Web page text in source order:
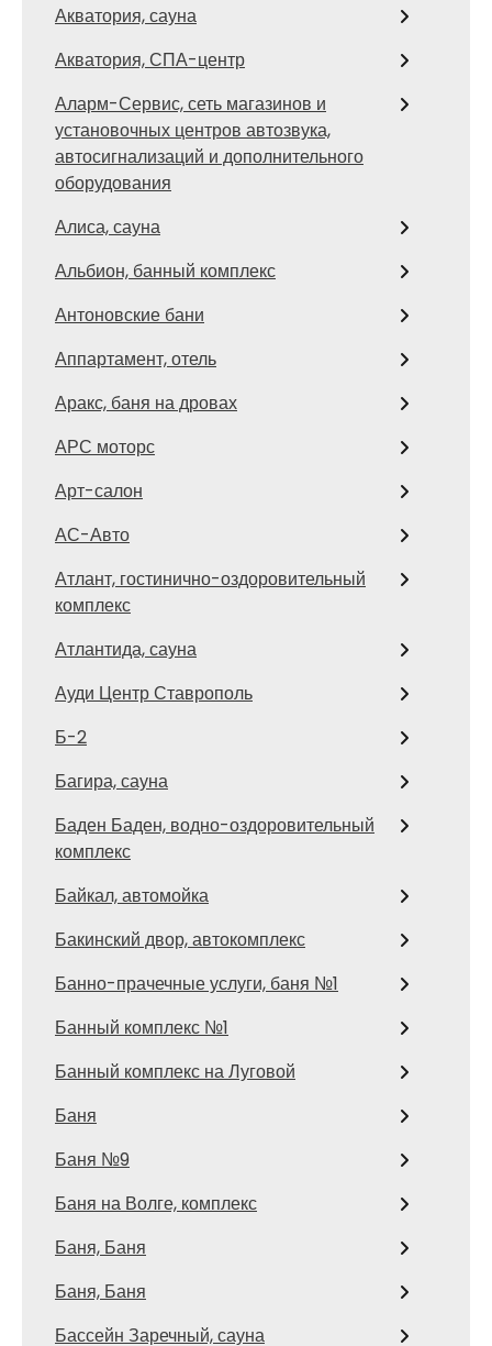
Акватория, сауна
Акватория, СПА-центр
Аларм-Сервис, сеть магазинов и
установочных центров автозвука,
автосигнализаций и дополнительного
оборудования
Алиса, сауна
Альбион, банный комплекс
Антоновские бани
Аппартамент, отель
Аракс, баня на дровах
АРС моторс
Арт-салон
АС-Авто
Атлант, гостинично-оздоровительный
комплекс
Атлантида, сауна
Ауди Центр Ставрополь
Б-2
Багира, сауна
Баден Баден, водно-оздоровительный
комплекс
Байкал, автомойка
Бакинский двор, автокомплекс
Банно-прачечные услуги, баня №1
Банный комплекс №1
Банный комплекс на Луговой
Баня
Баня №9
Баня на Волге, комплекс
Баня, Баня
Баня, Баня
Бассейн Заречный, сауна